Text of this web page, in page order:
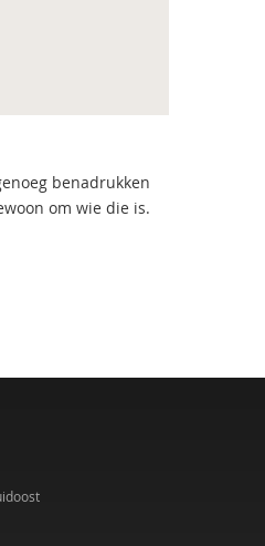
benadrukken
om wie die is.